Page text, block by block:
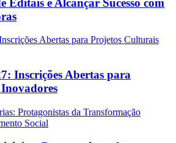
Inscrições Abertas para